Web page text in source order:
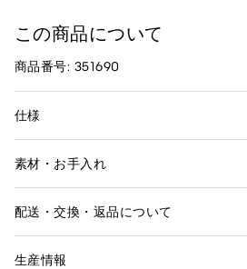
この商品について
商品番号: 351690
仕様
素材・お手入れ
配送・交換・返品について
生産情報